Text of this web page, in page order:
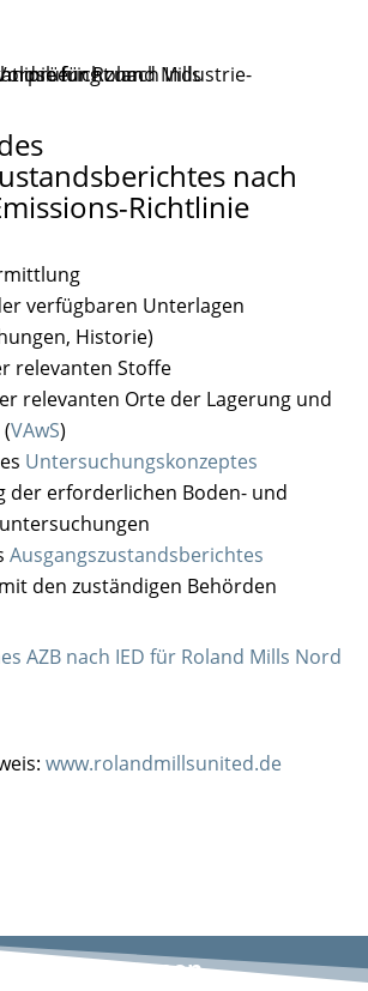
Standort Bremen
nach
Richtlinie
verfügbaren Unterlagen
Historie)
relevanten Stoffe
relevanten Orte der Lagerung und
(VAwS)
Untersuchungskonzeptes
der erforderlichen Boden- und
Ausgangszustandsberichtes
den zuständigen Behörden
www.rolandmillsunited.de